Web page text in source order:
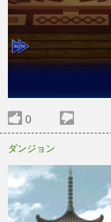
0
ダンジョン